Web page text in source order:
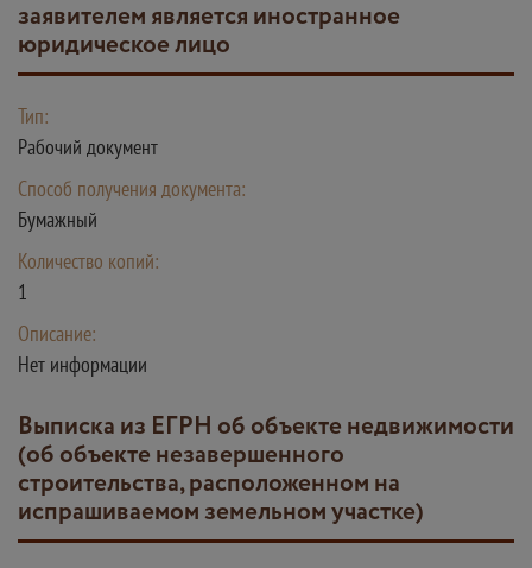
заявителем является иностранное
юридическое лицо
Тип:
Рабочий документ
Способ получения документа:
Бумажный
Количество копий:
1
Описание:
Нет информации
Выписка из ЕГРН об объекте недвижимости
(об объекте незавершенного
строительства, расположенном на
испрашиваемом земельном участке)